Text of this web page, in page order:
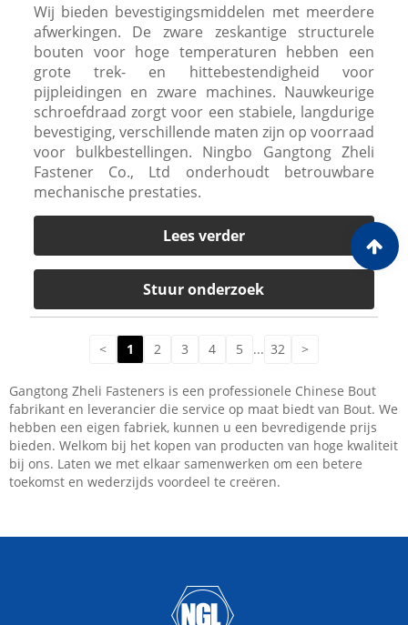
Wij bieden bevestigingsmiddelen met meerdere
afwerkingen. De zware zeskantige structurele
bouten voor hoge temperaturen hebben een
grote trek- en hittebestendigheid voor
pijpleidingen en zware machines. Nauwkeurige
schroefdraad zorgt voor een stabiele, langdurige
bevestiging, verschillende maten zijn op voorraad
voor bulkbestellingen. Ningbo Gangtong Zheli
Fastener Co., Ltd onderhoudt betrouwbare
mechanische prestaties.
Lees verder
Stuur onderzoek
< 1 2 3 4 5 ... 32 >
Gangtong Zheli Fasteners is een professionele Chinese Bout
fabrikant en leverancier die service op maat biedt van Bout. We
hebben een eigen fabriek, kunnen u een bevredigende prijs
bieden. Welkom bij het kopen van producten van hoge kwaliteit
bij ons. Laten we met elkaar samenwerken om een ​​betere
toekomst en wederzijds voordeel te creëren.